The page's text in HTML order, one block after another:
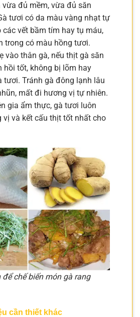
vừa đủ mềm, vừa đủ săn
tươi có da màu vàng nhạt tự
các vết bầm tím hay tụ máu,
trong có màu hồng tươi.
vào thân gà, nếu thịt gà săn
hồi tốt, không bị lõm hay
tươi. Tránh gà đông lạnh lâu
mất đi hương vị tự nhiên.
gia ẩm thực, gà tươi luôn
vị và kết cấu thịt tốt nhất cho
chế biến món gà rang
cần thiết khác